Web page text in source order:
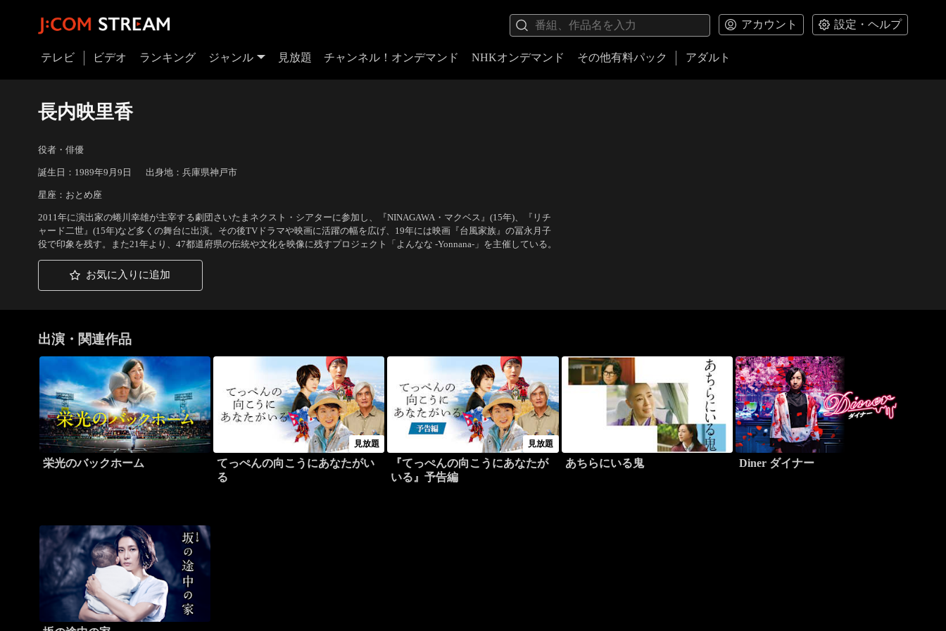
アカウント 設定・ヘルプ
テレビ ビデオ ランキング ジャンル 見放題 チャンネル！オンデマンド NHKオンデマンド その他有料パック アダルト
長内映里香
役者・俳優
誕生日：1989年9月9日 出身地：兵庫県神戸市
星座：おとめ座
2011年に演出家の蜷川幸雄が主宰する劇団さいたまネクスト・シアターに参加し、『NINAGAWA・マクベス』(15年)、『リチ
ャード二世』(15年)など多くの舞台に出演。その後TVドラマや映画に活躍の幅を広げ、19年には映画『台風家族』の冨永月子
役で印象を残す。また21年より、47都道府県の伝統や文化を映像に残すプロジェクト「よんなな -Yonnana-」を主催している。
お気に入りに追加
出演・関連作品
栄光のバックホーム
見放題
てっぺんの向こうにあなたがい
る
見放題
『てっぺんの向こうにあなたが
いる』予告編
あちらにいる鬼 Diner ダイナー